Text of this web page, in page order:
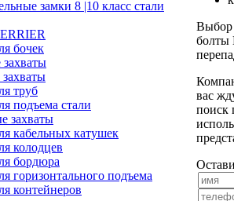
замки 8 |10 класс стали
бочек
труб
подъема стали
захваты
кабельных катушек
колодцев
бордюра
горизонтального подъема
контейнеров
Выбор
болты
вас
поиск